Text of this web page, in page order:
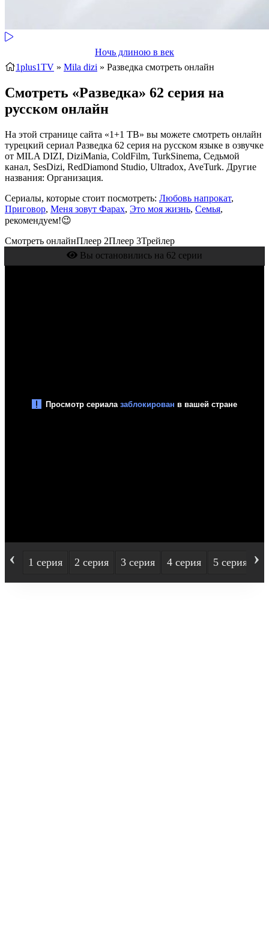
Ночь длиною в век
1plus1TV » Mila dizi » Разведка смотреть онлайн
Смотреть «Разведка» 62 серия на
русском онлайн
На этой странице сайта «1+1 ТВ» вы можете смотреть онлайн
турецкий сериал Разведка 62 серия на русском языке в озвучке
от MILA DIZI, DiziMania, ColdFilm, TurkSinema, Седьмой
канал, SesDizi, RedDiamond Studio, Ultradox, AveTurk. Другие
названия: Организация.
Сериалы, которые стоит посмотреть: Любовь напрокат,
Приговор, Меня зовут Фарах, Это моя жизнь, Семья,
рекомендуем!😉
Смотреть онлайнПлеер 2Плеер 3Трейлер
Вы остановились на 62 серии
‹ 1 серия 2 серия 3 серия 4 серия 5 серия ›